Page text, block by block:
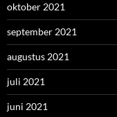
oktober 2021
september 2021
augustus 2021
juli 2021
juni 2021